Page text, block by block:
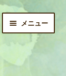
メニュー